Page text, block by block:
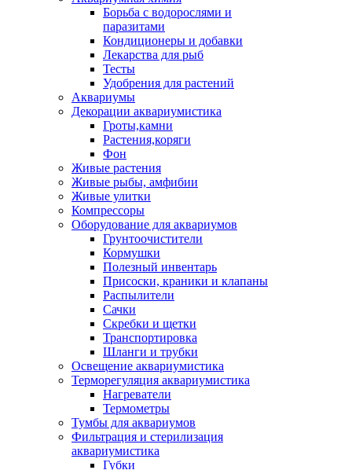
Борьба с водорослями и
паразитами
Кондиционеры и добавки
Лекарства для рыб
Тесты
Удобрения для растений
Аквариумы
Декорации аквариумистика
Гроты,камни
Растения,коряги
Фон
Живые растения
Живые рыбы, амфибии
Живые улитки
Компрессоры
Оборудование для аквариумов
Грунтоочистители
Кормушки
Полезный инвентарь
Присоски, краники и клапаны
Распылители
Сачки
Скребки и щетки
Транспортировка
Шланги и трубки
Освещение аквариумистика
Терморегуляция аквариумистика
Нагреватели
Термометры
Тумбы для аквариумов
Фильтрация и стерилизация
аквариумистика
Губки